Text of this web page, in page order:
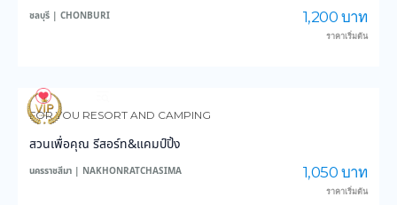
ชลบุรี | CHONBURI 1,200 บาท
ราคาเริ่มต้น
4,284
FOR YOU RESORT AND CAMPING
สวนเพื่อคุณ รีสอร์ท&แคมป์ปิ้ง
นครราชสีมา | NAKHONRATCHASIMA 1,050 บาท
ราคาเริ่มต้น